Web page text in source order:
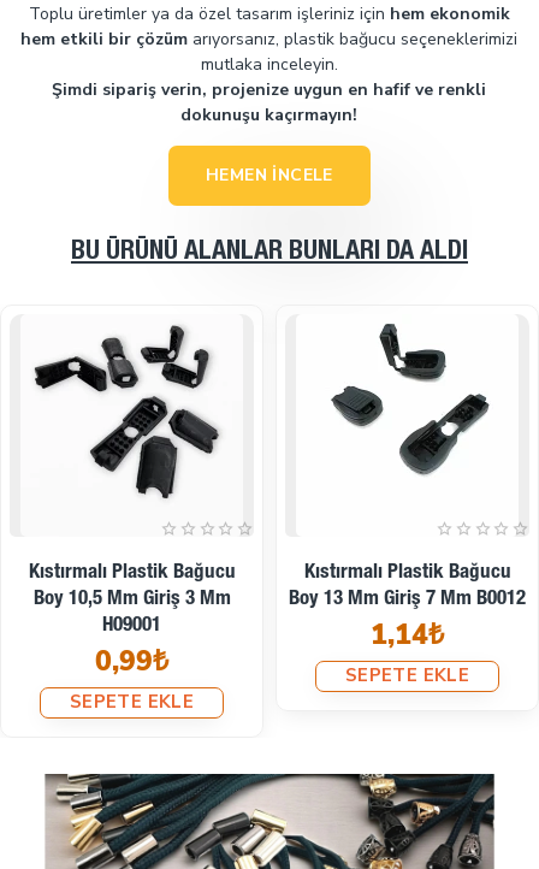
Toplu üretimler ya da özel tasarım işleriniz için hem ekonomik
hem etkili bir çözüm arıyorsanız, plastik bağucu seçeneklerimizi
mutlaka inceleyin.
Şimdi sipariş verin, projenize uygun en hafif ve renkli
dokunuşu kaçırmayın!
HEMEN İNCELE
BU ÜRÜNÜ ALANLAR BUNLARI DA ALDI
Plastik Bağucu İç İçe
Geçmeli - Kıstırmalı Estetik
Model H009006
2,48₺
SEPETE EKLE
Plastik Bağucu Küçük Boy İç
İçe Geçmeli - Kıstırmalı
H003101
2,06₺